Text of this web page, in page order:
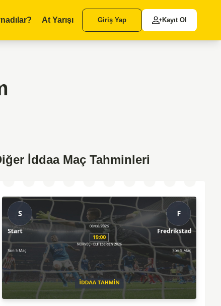
At Yarışı Giriş Yap Kayıt Ol
İddaa Maç Tahminleri